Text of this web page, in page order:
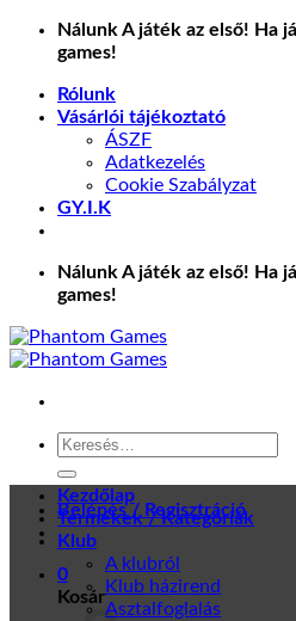
Skip
Nálunk A játék az első! Ha
games!
Rólunk
Vásárlói tájékoztató
ÁSZF
Adatkezelés
Cookie Szabályzat
GY.I.K
Nálunk A játék az első! Ha
games!
Keresés
következőre:
Belépés / Regisztráció
0
Kosár
Kezdőlap
Termékek / Kategóriák
Klub
A klubról
Klub házirend
Asztalfoglalás